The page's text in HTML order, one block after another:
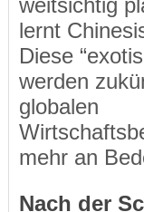
lernt
Diese
werden
globalen
mehr an
Nach der